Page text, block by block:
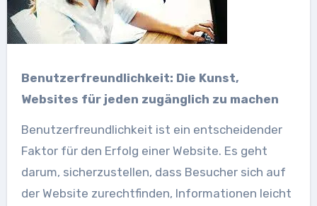
Benutzerfreundlichkeit: Die Kunst,
Websites für jeden zugänglich zu machen
Benutzerfreundlichkeit ist ein entscheidender
Faktor für den Erfolg einer Website. Es geht
darum, sicherzustellen, dass Besucher sich auf
der Website zurechtfinden, Informationen leicht